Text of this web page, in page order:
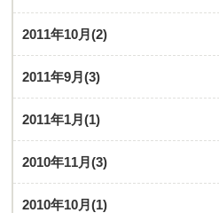
2011年10月(2)
2011年9月(3)
2011年1月(1)
2010年11月(3)
2010年10月(1)